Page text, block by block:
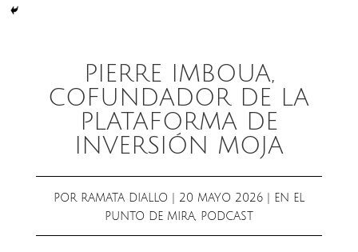
PIERRE IMBOUA,
COFUNDADOR DE LA
PLATAFORMA DE
INVERSIÓN MOJA
POR RAMATA DIALLO 20 MAYO 2026|
EN EL
PUNTO DE MIRA, PODCAST